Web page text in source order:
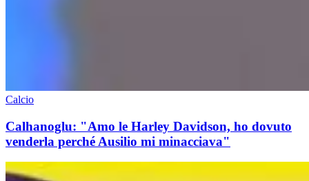
Calcio
Calhanoglu: "Amo le Harley Davidson, ho dovuto
venderla perché Ausilio mi minacciava"